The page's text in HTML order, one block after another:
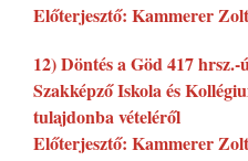
Előterjesztő: Kammerer
12) Döntés a Göd 417
Szakképző Iskola és
tulajdonba vételéről
Előterjesztő: Kammerer